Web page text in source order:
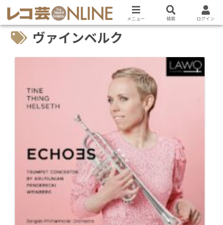
ヴァインベルク
メニュー 検索 ログイン